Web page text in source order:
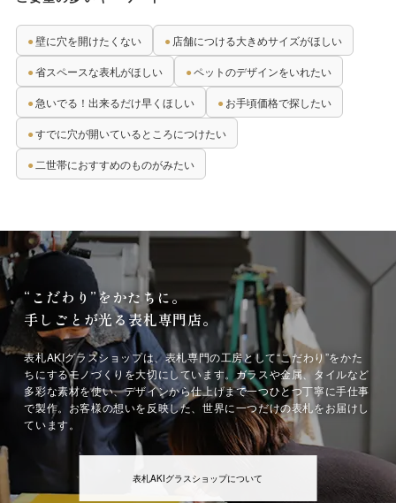
●壁に穴を開けたくない ● 店舗につける大きめサイズがほしい
●省スペースな表札がほしい ●ペットのデザインをいれたい
●急いでる！出来るだけ早くほしい ●お手頃価格で探したい
●すでに穴が開いているところにつけたい
●二世帯におすすめのものがみたい
“こだわり”をかたちに。
手しごとが光る表札専門店。
表札AKIグラスショップは、表札専門の工房として“こだわり”をかた
ちにするモノづくりを大切にしています。ガラスや金属、タイルなど
多彩な素材を使い、デザインから仕上げまで一つひとつ丁寧に手仕事
で製作。お客様の想いを反映した、世界に一つだけの表札をお届けし
ています。
表札AKIグラスショップについて